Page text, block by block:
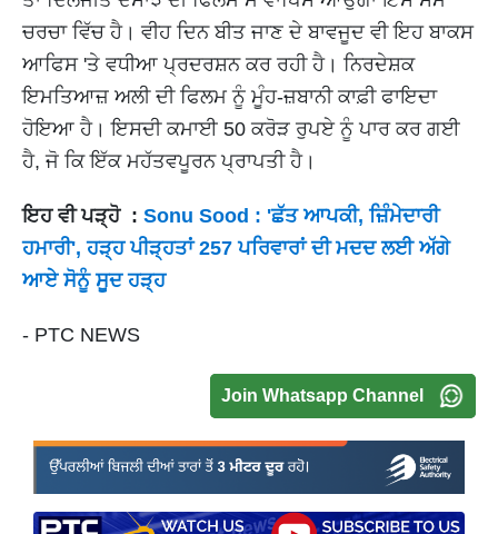
ਚਰਚਾ ਵਿੱਚ ਹੈ। ਵੀਹ ਦਿਨ ਬੀਤ ਜਾਣ ਦੇ ਬਾਵਜੂਦ ਵੀ ਇਹ ਬਾਕਸ
ਆਫਿਸ 'ਤੇ ਵਧੀਆ ਪ੍ਰਦਰਸ਼ਨ ਕਰ ਰਹੀ ਹੈ। ਨਿਰਦੇਸ਼ਕ
ਇਮਤਿਆਜ਼ ਅਲੀ ਦੀ ਫਿਲਮ ਨੂੰ ਮੂੰਹ-ਜ਼ਬਾਨੀ ਕਾਫ਼ੀ ਫਾਇਦਾ
ਹੋਇਆ ਹੈ। ਇਸਦੀ ਕਮਾਈ 50 ਕਰੋੜ ਰੁਪਏ ਨੂੰ ਪਾਰ ਕਰ ਗਈ
ਹੈ, ਜੋ ਕਿ ਇੱਕ ਮਹੱਤਵਪੂਰਨ ਪ੍ਰਾਪਤੀ ਹੈ।
ਇਹ ਵੀ ਪੜ੍ਹੋ : Sonu Sood : 'ਛੱਤ ਆਪਕੀ, ਜ਼ਿੰਮੇਦਾਰੀ
ਹਮਾਰੀ', ਹੜ੍ਹ ਪੀੜ੍ਹਤਾਂ 257 ਪਰਿਵਾਰਾਂ ਦੀ ਮਦਦ ਲਈ ਅੱਗੇ
ਆਏ ਸੋਨੂੰ ਸੂਦ ਹੜ੍ਹ
- PTC NEWS
Join Whatsapp Channel